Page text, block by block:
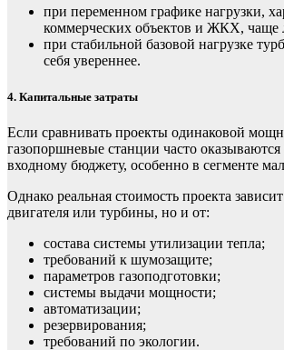
при переменном графике нагрузки,
коммерческих объектов и ЖКХ,
при стабильной базовой нагрузке
себя увереннее.
4. Капитальные затраты
Если сравнивать проекты одинаковой
газопоршневые станции часто
входному бюджету, особенно в сегменте
Однако реальная стоимость проекта
двигателя или турбины, но и от:
состава системы утилизации тепла;
требований к шумозащите;
параметров газоподготовки;
системы выдачи мощности;
автоматизации;
резервирования;
требований по экологии.